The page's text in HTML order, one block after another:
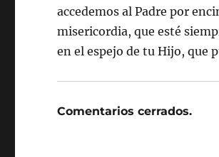
accedemos al Padre por
misericordia, que esté
en el espejo de tu Hijo, que
Comentarios cerrados.